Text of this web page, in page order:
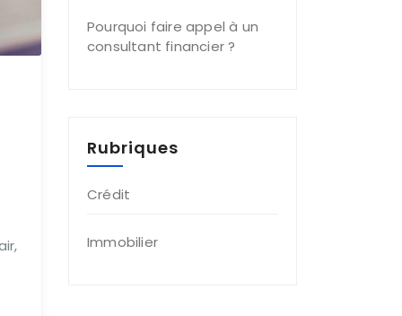
Pourquoi faire appel à un
consultant financier ?
Rubriques
Crédit
Immobilier